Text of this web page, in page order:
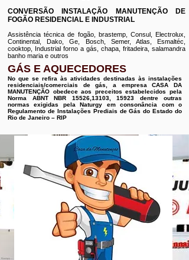
CONVERSÃO INSTALAÇÃO MANUTENÇÃO DE
FOGÃO RESIDENCIAL E INDUSTRIAL
Assistência técnica de fogão, brastemp, Consul, Electrolux,
Continental, Dako, Ge, Bosch, Semer, Atlas, Esmaltéc,
cooktop, Industrial forno a gás, chapa, fritadeira, salamandra
banho maria e outros
GÁS E AQUECEDORES
No que se refira às atividades destinadas às instalações
residenciais/comerciais de gás, a empresa CASA DA
MANUTENÇÃO obedece aos preceitos estabelecidos pela
Norma ABNT NBR 15526,13103, 15923 dentre outras
normas exigidas pela Naturgy em consonância com o
Regulamento de Instalações Prediais de Gás do Estado do
Rio de Janeiro – RIP